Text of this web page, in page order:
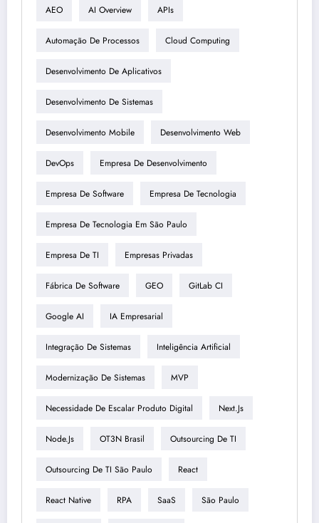
AEO AI Overview APIs
Automação De Processos Cloud Computing
Desenvolvimento De Aplicativos
Desenvolvimento De Sistemas
Desenvolvimento Mobile Desenvolvimento Web
DevOps Empresa De Desenvolvimento
Empresa De Software Empresa De Tecnologia
Empresa De Tecnologia Em São Paulo
Empresa De TI Empresas Privadas
Fábrica De Software GEO GitLab CI
Google AI IA Empresarial
Integração De Sistemas Inteligência Artificial
Modernização De Sistemas MVP
Necessidade De Escalar Produto Digital Next.js
Node.js OT3N Brasil Outsourcing De TI
Outsourcing De TI São Paulo React
React Native RPA SaaS São Paulo